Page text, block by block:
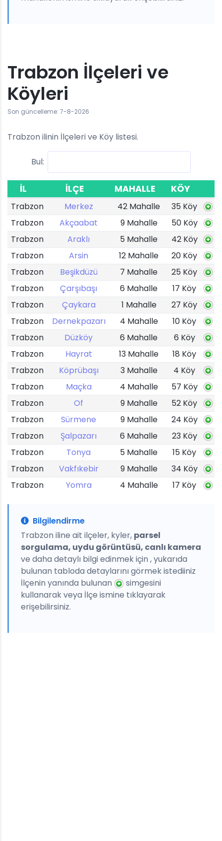
Trabzon İlçeleri ve
Köyleri
Son güncelleme: 7-8-2026
Trabzon ilinin İlçeleri ve Köy listesi.
Bul:
İL İLÇE MAHALLE KÖY
Trabzon Merkez 42 Mahalle
35 Köy
Trabzon
Akçaabat 9 Mahalle
50 Köy
Trabzon
Araklı 5 Mahalle
42 Köy
Trabzon
Arsin 12 Mahalle
20 Köy
Trabzon
Beşikdüzü 7 Mahalle
25 Köy
Trabzon
Çarşıbaşı 6 Mahalle
17 Köy
Trabzon
Çaykara 1 Mahalle
27 Köy
Trabzon
Dernekpazarı 4 Mahalle
10 Köy
Trabzon
Düzköy 6 Mahalle
6 Köy
Trabzon
Hayrat 13 Mahalle
18 Köy
Trabzon
Köprübaşı 3 Mahalle
4 Köy
Trabzon
Maçka 4 Mahalle
57 Köy
Trabzon
Of 9 Mahalle
52 Köy
Trabzon
Sürmene 9 Mahalle
24 Köy
Trabzon
Şalpazarı 6 Mahalle
23 Köy
Trabzon
Tonya 5 Mahalle
15 Köy
Trabzon
Vakfıkebir 9 Mahalle
34 Köy
Trabzon
Yomra 4 Mahalle 17 Köy
Bilgilendirme
Trabzon iline ait ilçeler, kyler, parsel
sorgulama, uydu görüntüsü, canlı kamera
ve daha detaylı bilgi edinmek için , yukarıda
bulunan tabloda detaylarını görmek istediiniz
İlçenin yanında bulunan
simgesini
kullanarak veya İlçe ismine tıklayarak
erişebilirsiniz.